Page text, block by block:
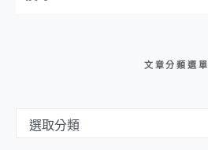
文章分類選單